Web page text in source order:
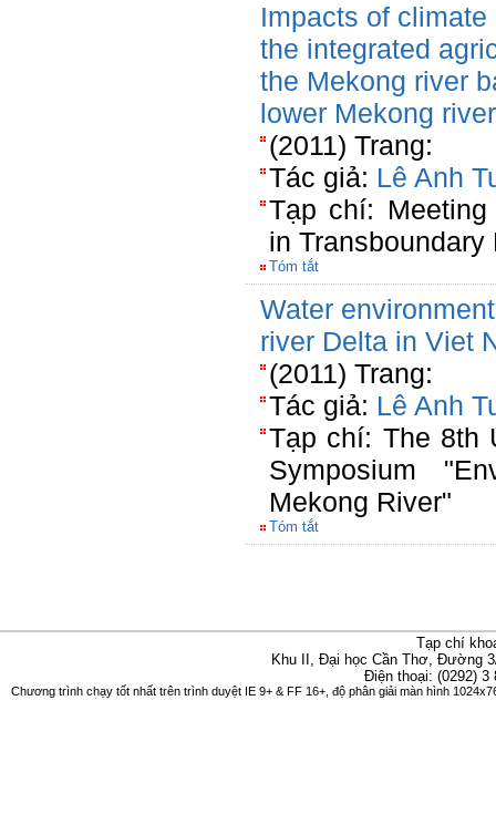
Impacts of
the integrated
the Mekong river
lower Mekong
(2011) Trang:
Tác giả: Lê Anh
Tạp chí: Meeting
in
Tóm tắt
Water
river Delta in Viet
(2011) Trang:
Tác giả: Lê Anh
Tạp chí: The 8th
Symposium
Mekong River"
Tóm tắt
Tạp chí
Khu II, Đại học Cần Thơ, Đường
Điện thoại: (0292)
Chương trình chạy tốt nhất trên trình duyệt IE 9+ & FF 16+, độ phân giải màn hình